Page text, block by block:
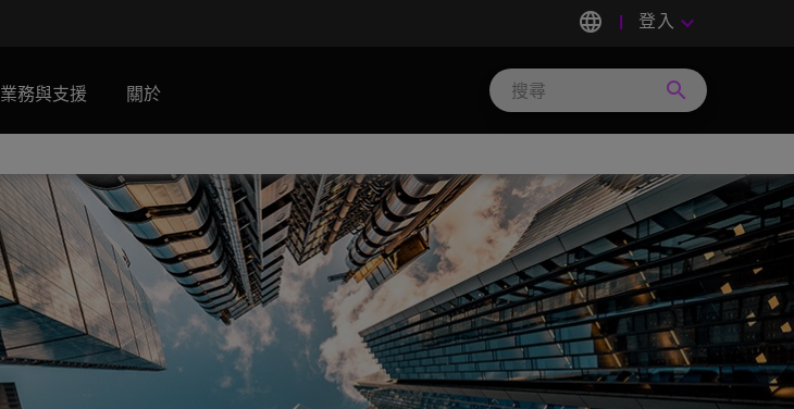
language 登入 keyboard_arrow_down
業務與支援 關於 search